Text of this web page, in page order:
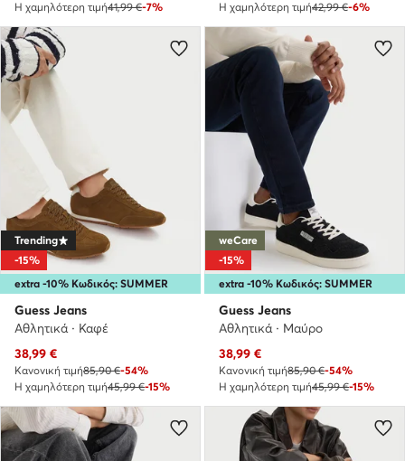
Η χαμηλότερη τιμή41,99 €-7%
Η χαμηλότερη τιμή42,99 €-6%
extra -10% Κωδικός: SUMMER
Trending
-15%
Guess Jeans
Αθλητικά · Καφέ
Τρέχουσα τιμή
38,99 €
Κανονική τιμή85,90 €-54%
Η χαμηλότερη τιμή45,99 €-15%
extra -10% Κωδικός: SUMMER
weCare
-15%
Guess Jeans
Αθλητικά · Μαύρο
Τρέχουσα τιμή
38,99 €
Κανονική τιμή85,90 €-54%
Η χαμηλότερη τιμή45,99 €-15%